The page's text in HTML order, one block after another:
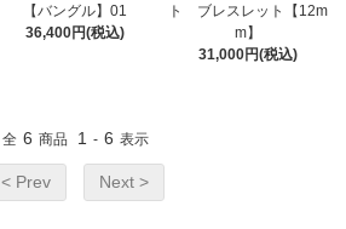
【バングル】01
36,400円(税込)
ト ブレスレット【12m
m】
31,000円(税込)
全 6 商品 1 - 6 表示
< Prev Next >